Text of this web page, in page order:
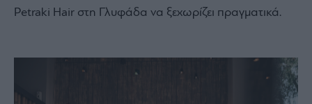
Petraki Ηair στη Γλυφάδα να ξεχωρίζει πραγματικά.